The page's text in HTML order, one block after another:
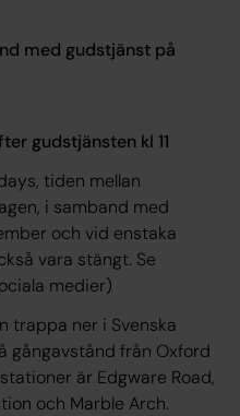
med gudstjänst på
gudstjänsten kl 11
tiden mellan
i samband med
och vid enstaka
vara stängt. Se
medier)
trappa ner i Svenska
gångavstånd från Oxford
är Edgware Road,
och Marble Arch.